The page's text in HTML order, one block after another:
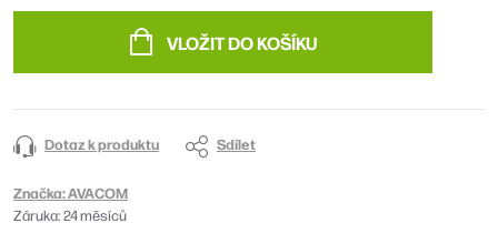
VLOŽIT DO KOŠÍKU
Dotaz k produktu Sdílet
Značka:AVACOM
Záruka:24 měsíců